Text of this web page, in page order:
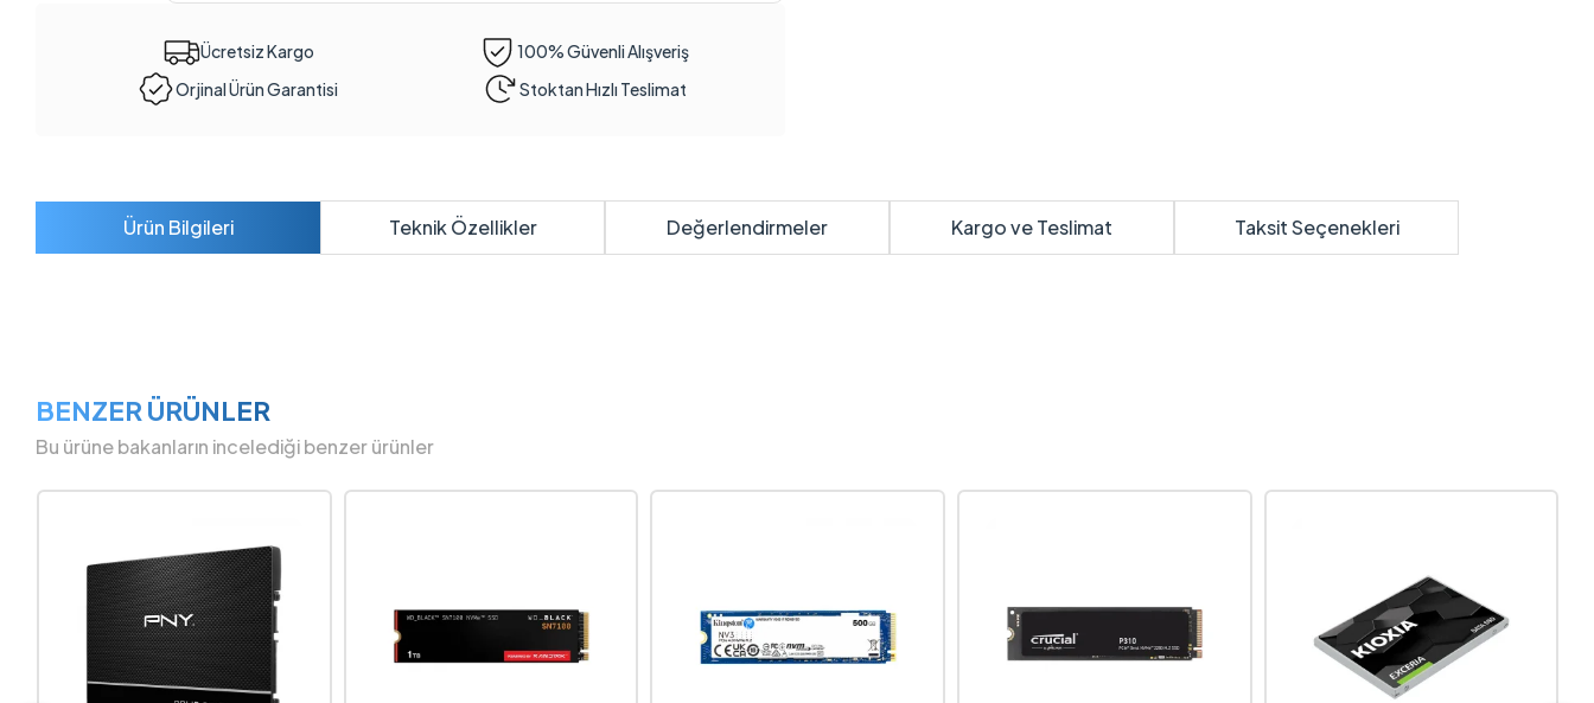
Ücretsiz Kargo
100% Güvenli Alışveriş
Orjinal Ürün Garantisi
Stoktan Hızlı Teslimat
Ürün Bilgileri Teknik Özellikler Değerlendirmeler Kargo ve Teslimat Taksit Seçenekleri
BENZER ÜRÜNLER
Bu ürüne bakanların incelediği benzer ürünler